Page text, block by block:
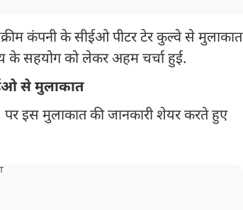
कंपनी के सीईओ पीटर टेर कुल्वे से मुलाकात
के सहयोग को लेकर अहम चर्चा हुई.
से मुलाकात
पर इस मुलाकात की जानकारी शेयर करते हुए